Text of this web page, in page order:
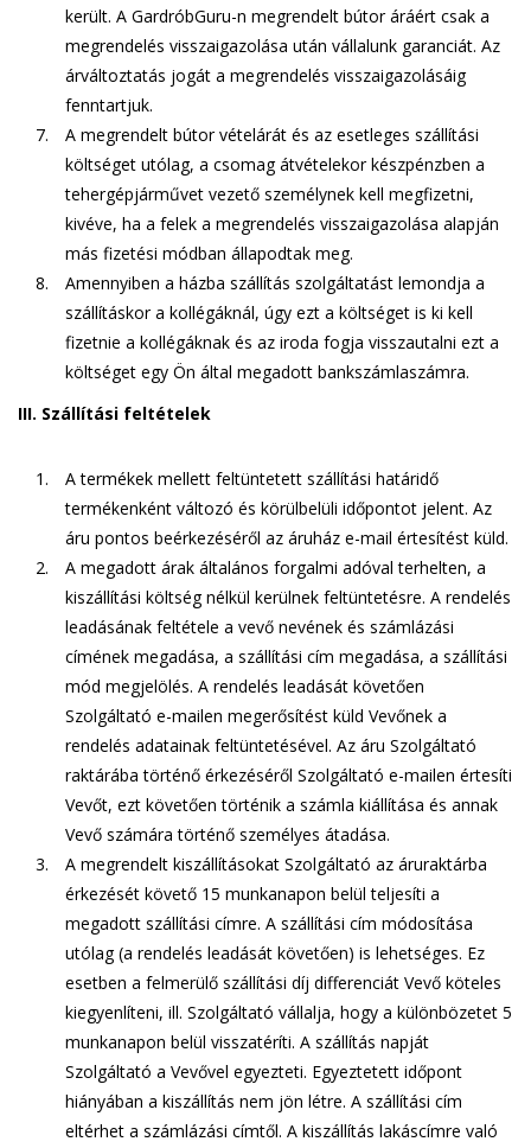
került. A GardróbGuru-n megrendelt bútor áráért csak a
megrendelés visszaigazolása után vállalunk garanciát. Az
árváltoztatás jogát a megrendelés visszaigazolásáig
fenntartjuk.
A megrendelt bútor vételárát és az esetleges szállítási
költséget utólag, a csomag átvételekor készpénzben a
tehergépjárművet vezető személynek kell megfizetni,
kivéve, ha a felek a megrendelés visszaigazolása alapján
más fizetési módban állapodtak meg.
Amennyiben a házba szállítás szolgáltatást lemondja a
szállításkor a kollégáknál, úgy ezt a költséget is ki kell
fizetnie a kollégáknak és az iroda fogja visszautalni ezt a
költséget egy Ön által megadott bankszámlaszámra.
III. Szállítási feltételek
A termékek mellett feltüntetett szállítási határidő
termékenként változó és körülbelüli időpontot jelent. Az
áru pontos beérkezéséről az áruház e-mail értesítést küld.
A megadott árak általános forgalmi adóval terhelten, a
kiszállítási költség nélkül kerülnek feltüntetésre. A rendelés
leadásának feltétele a vevő nevének és számlázási
címének megadása, a szállítási cím megadása, a szállítási
mód megjelölés. A rendelés leadását követően
Szolgáltató e-mailen megerősítést küld Vevőnek a
rendelés adatainak feltüntetésével. Az áru Szolgáltató
raktárába történő érkezéséről Szolgáltató e-mailen értesíti
Vevőt, ezt követően történik a számla kiállítása és annak
Vevő számára történő személyes átadása.
A megrendelt kiszállításokat Szolgáltató az áruraktárba
érkezését követő 15 munkanapon belül teljesíti a
megadott szállítási címre. A szállítási cím módosítása
utólag (a rendelés leadását követően) is lehetséges. Ez
esetben a felmerülő szállítási díj differenciát Vevő köteles
kiegyenlíteni, ill. Szolgáltató vállalja, hogy a különbözetet 5
munkanapon belül visszatéríti. A szállítás napját
Szolgáltató a Vevővel egyezteti. Egyeztetett időpont
hiányában a kiszállítás nem jön létre. A szállítási cím
eltérhet a számlázási címtől. A kiszállítás lakáscímre való